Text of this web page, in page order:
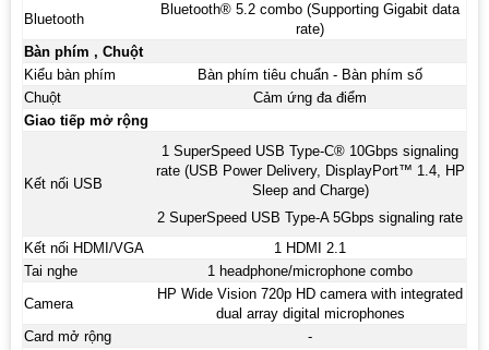
Bluetooth
Bluetooth® 5.2 combo (Supporting Gigabit data
rate)
Bàn phím , Chuột
Kiểu bàn phím
Bàn phím tiêu chuẩn - Bàn phím số
Chuột
Cảm ứng đa điểm
Giao tiếp mở rộng
Kết nối USB
1 SuperSpeed USB Type-C® 10Gbps signaling
rate (USB Power Delivery, DisplayPort™ 1.4, HP
Sleep and Charge)
2 SuperSpeed USB Type-A 5Gbps signaling rate
Kết nối HDMI/VGA
1 HDMI 2.1
Tai nghe
1 headphone/microphone combo
Camera
HP Wide Vision 720p HD camera with integrated
dual array digital microphones
Card mở rộng
-